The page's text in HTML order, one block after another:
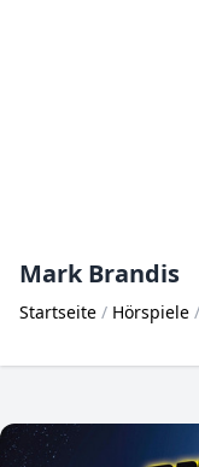
Mark Brandis
Startseite Hörspiele